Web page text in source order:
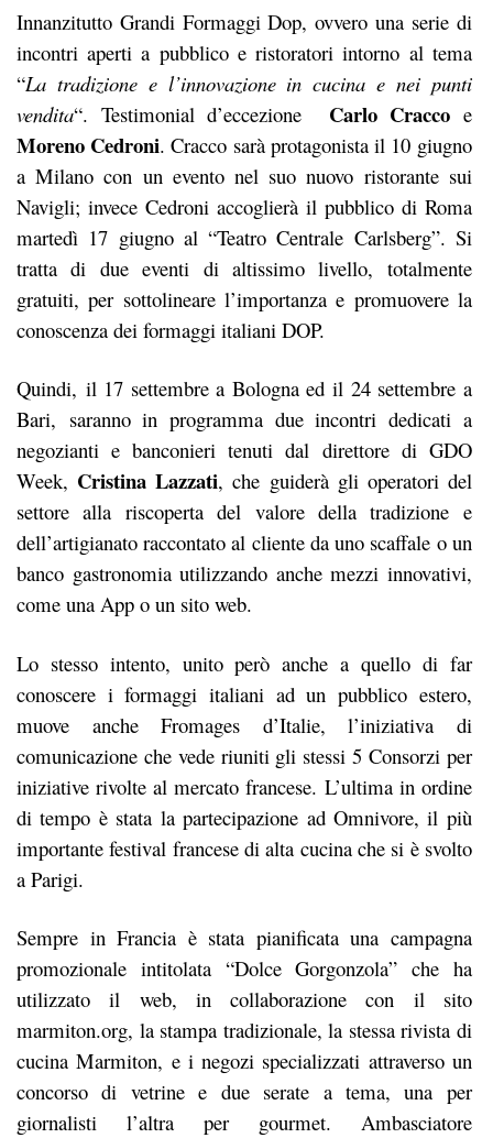
Innanzitutto Grandi Formaggi Dop, ovvero una serie di
incontri aperti a pubblico e ristoratori intorno al tema
“La tradizione e l’innovazione in cucina e nei punti
vendita“. Testimonial d’eccezione Carlo Cracco e
Moreno Cedroni. Cracco sarà protagonista il 10 giugno
a Milano con un evento nel suo nuovo ristorante sui
Navigli; invece Cedroni accoglierà il pubblico di Roma
martedì 17 giugno al “Teatro Centrale Carlsberg”. Si
tratta di due eventi di altissimo livello, totalmente
gratuiti, per sottolineare l’importanza e promuovere la
conoscenza dei formaggi italiani DOP.
Quindi, il 17 settembre a Bologna ed il 24 settembre a
Bari, saranno in programma due incontri dedicati a
negozianti e banconieri tenuti dal direttore di GDO
Week, Cristina Lazzati, che guiderà gli operatori del
settore alla riscoperta del valore della tradizione e
dell’artigianato raccontato al cliente da uno scaffale o un
banco gastronomia utilizzando anche mezzi innovativi,
come una App o un sito web.
Lo stesso intento, unito però anche a quello di far
conoscere i formaggi italiani ad un pubblico estero,
muove anche Fromages d’Italie, l’iniziativa di
comunicazione che vede riuniti gli stessi 5 Consorzi per
iniziative rivolte al mercato francese. L’ultima in ordine
di tempo è stata la partecipazione ad Omnivore, il più
importante festival francese di alta cucina che si è svolto
a Parigi.
Sempre in Francia è stata pianificata una campagna
promozionale intitolata “Dolce Gorgonzola” che ha
utilizzato il web, in collaborazione con il sito
marmiton.org, la stampa tradizionale, la stessa rivista di
cucina Marmiton, e i negozi specializzati attraverso un
concorso di vetrine e due serate a tema, una per
giornalisti l’altra per gourmet. Ambasciatore